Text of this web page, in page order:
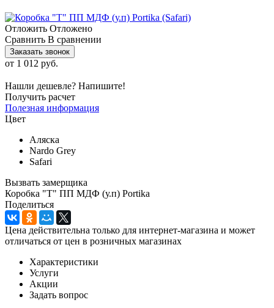
Отложить Отложено
Сравнить В сравнении
Заказать звонок
от 1 012 руб.
Нашли дешевле? Напишите!
Получить расчет
Полезная информация
Цвет
Аляска
Nardo Grey
Safari
Вызвать замерщика
Коробка "Т" ПП МДФ (у.п) Portika
Поделиться
Цена действительна только для интернет-магазина и может
отличаться от цен в розничных магазинах
Характеристики
Услуги
Акции
Задать вопрос